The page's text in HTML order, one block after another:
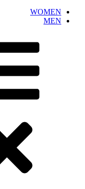
WOMEN
MEN